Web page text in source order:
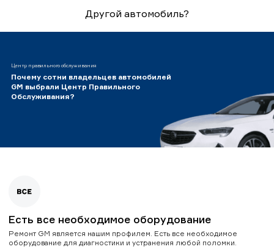
Другой автомобиль?
Центр правильного обслуживания
Почему сотни владельцев автомобилей
GM выбрали Центр Правильного
Обслуживания?
Есть все необходимое оборудование
Ремонт GM является нашим профилем. Есть все необходимое
оборудование для диагностики и устранения любой поломки.